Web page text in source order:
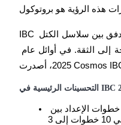
IBC يمكّن الرموز والبيانات والرسائل للتدفق بين سلاسل الكتل